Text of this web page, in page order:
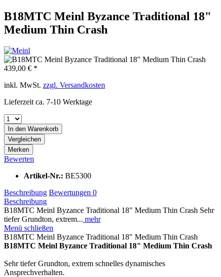
B18MTC Meinl Byzance Traditional 18"
Medium Thin Crash
439,00 € *
inkl. MwSt. zzgl. Versandkosten
Lieferzeit ca. 7-10 Werktage
In den Warenkorb
Vergleichen
Merken
Bewerten
Artikel-Nr.: BE5300
Beschreibung Bewertungen 0
Beschreibung
B18MTC Meinl Byzance Traditional 18" Medium Thin Crash Sehr
tiefer Grundton, extrem... mehr
Menü schließen
B18MTC Meinl Byzance Traditional 18" Medium Thin Crash
B18MTC Meinl Byzance Traditional 18" Medium Thin Crash
Sehr tiefer Grundton, extrem schnelles dynamisches
Ansprechverhalten.